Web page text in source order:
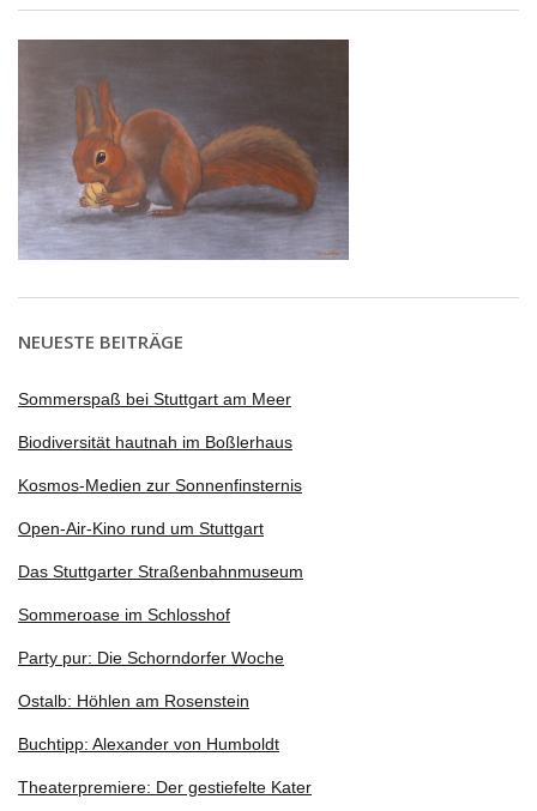
NEUESTE BEITRÄGE
Sommerspaß bei Stuttgart am Meer
Biodiversität hautnah im Boßlerhaus
Kosmos-Medien zur Sonnenfinsternis
Open-Air-Kino rund um Stuttgart
Das Stuttgarter Straßenbahnmuseum
Sommeroase im Schlosshof
Party pur: Die Schorndorfer Woche
Ostalb: Höhlen am Rosenstein
Buchtipp: Alexander von Humboldt
Theaterpremiere: Der gestiefelte Kater